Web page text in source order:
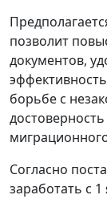
позволит
документов,
борьбе с
Согласно
заработать с 1